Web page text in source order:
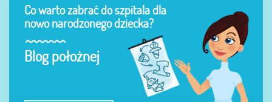
Co warto zabrać do szpitala dla
nowo narodzonego dziecka?
Blog położnej